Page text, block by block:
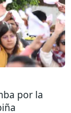
por la